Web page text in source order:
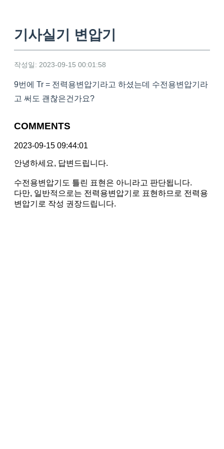
기사실기 변압기
작성일: 2023-09-15 00:01:58
9번에 Tr = 전력용변압기라고 하셨는데 수전용변압기라
고 써도 괜찮은건가요?
COMMENTS
2023-09-15 09:44:01
안녕하세요, 답변드립니다.
수전용변압기도 틀린 표현은 아니라고 판단됩니다.
다만, 일반적으로는 전력용변압기로 표현하므로 전력용
변압기로 작성 권장드립니다.